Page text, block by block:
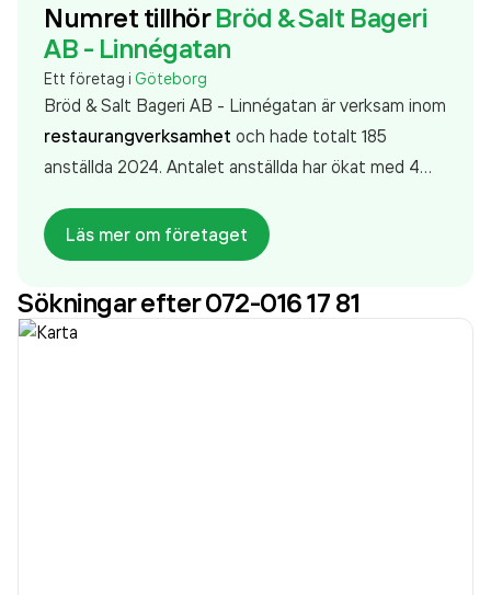
Numret tillhör Bröd & Salt Bageri
AB - Linnégatan
Ett företag i Göteborg
Bröd & Salt Bageri AB - Linnégatan är verksam inom
restaurangverksamhet och hade totalt 185
anställda 2024. Antalet anställda har ökat med 4
på företaget. Bolaget är ett aktiebolag som varit
aktivt sedan 2013. Bröd & Salt Bageri AB -
Linnégatan
omsatte 295 678 000,00 kr
räkenskapsåret (2024).
Läs mer om företaget
Sökningar efter 072-016 17 81